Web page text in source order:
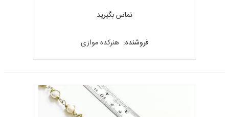
تماس بگیرید
فروشنده: هنرکده موازی